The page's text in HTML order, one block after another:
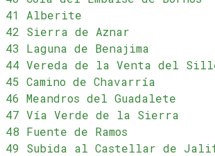
41 Alberite
42 Sierra de Aznar
43 Laguna de Benajima
44 Vereda de la Venta del
45 Camino de Chavarría
46 Meandros del Guadalete
47 Vía Verde de la Sierra
48 Fuente de Ramos
49 Subida al Castellar de